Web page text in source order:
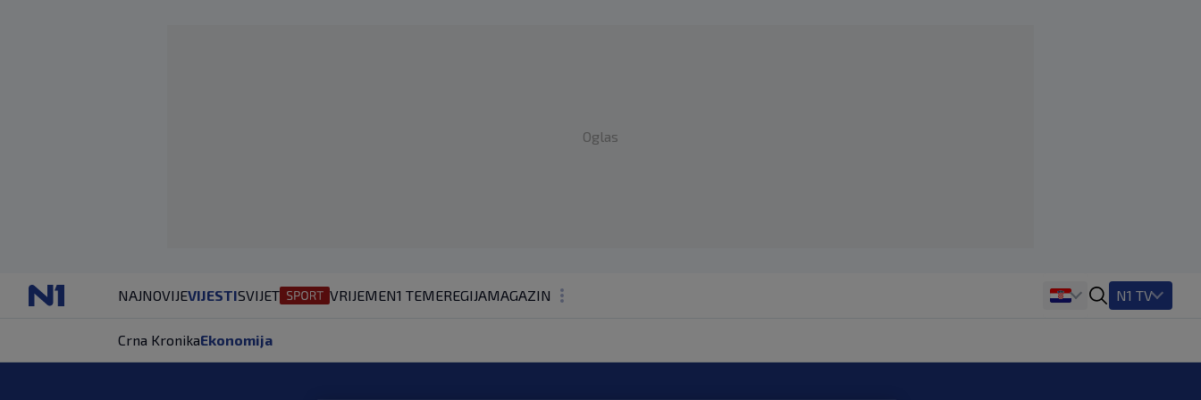
Oglas
NAJNOVIJEVIJESTISVIJET VRIJEMEN1 TEMEREGIJAMAGAZIN
KOLUMNE
N1 TV
Crna KronikaEkonomija